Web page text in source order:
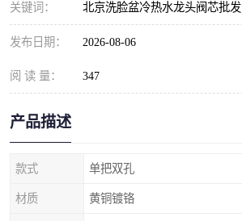
关键词： 北京洗脸盆冷热水龙头阀芯批发
发布日期： 2026-08-06
阅 读 量： 347
产品描述
款式 单把双孔
材质 黄铜镀铬